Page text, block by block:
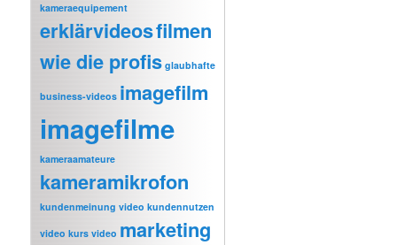
kameraequipement
erklärvideosfilmen
wie die profis glaubhafte
business-videos imagefilm
imagefilme
kameraamateure
kameramikrofon
kundenmeinung video kundennutzen
video kurs video marketing